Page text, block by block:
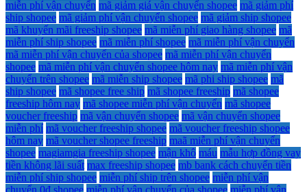
miễn phí vận chuyển mã giảm giá vận chuyển shopee mã giảm phí
ship shopee mã giảm phí vận chuyển shopee mã giảm ship shopee
mã khuyến mãi freeship shopee mã miễn phí giao hàng shopee mã
miễn phí ship shopee mã miễn phí shopee mã miễn phí vận chuyển
mã miễn phí vận chuyển của shopee mã miễn phí vận chuyển
shopee mã miễn phí vận chuyển shopee hôm nay mã miễn phí vận
chuyển trên shopee mã miễn ship shopee mã phi ship shopee mã
ship shopee mã shopee free ship mã shopee freeship mã shopee
freeship hôm nay mã shopee miễn phí vận chuyển mã shopee
voucher freeship mã vận chuyển shopee mã vận chuyển shopee
miễn phí mã voucher freeship shopee mã voucher freeship shopee
hôm nay mã voucher shopee freeship maã miễn phí vận chuyển
shopee magiamgia freeship shopee mận khô máu mẫu hợp đồng vay
tiền không lãi suất max freeship shopee mb bank cách chuyển tiền
miễn phí ship shopee miễn phí ship trên shopee miễn phí vận
chuyển 0đ shopee miễn phí vận chuyển của shopee miễn phí vận